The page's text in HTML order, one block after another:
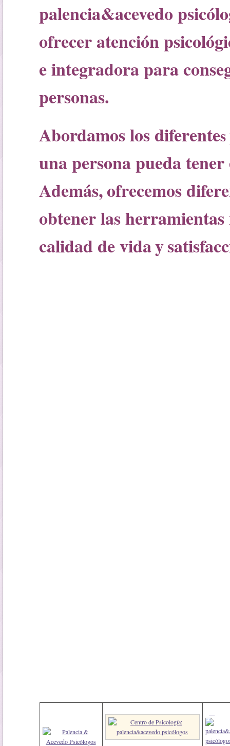
palencia&acevedo
ofrecer atención
e integradora para
personas.
Abordamos losdiferentes
una persona pueda
Además,ofrecemos
obtener las
calidad de viday